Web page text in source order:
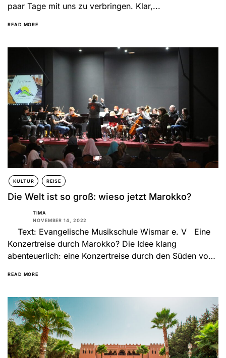
paar Tage mit uns zu verbringen. Klar,...
READ MORE
KULTUR REISE
Die Welt ist so groß: wieso jetzt Marokko?
TIMA
NOVEMBER 14, 2022
Text: Evangelische Musikschule Wismar e. V Eine
Konzertreise durch Marokko? Die Idee klang
abenteuerlich: eine Konzertreise durch den Süden von
READ MORE